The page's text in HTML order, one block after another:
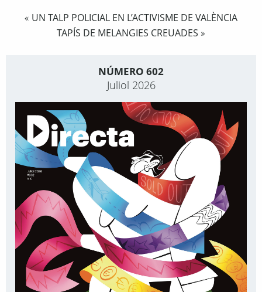
« UN TALP POLICIAL EN L’ACTIVISME DE VALÈNCIA
TAPÍS DE MELANGIES CREUADES »
NÚMERO 602
Juliol 2026